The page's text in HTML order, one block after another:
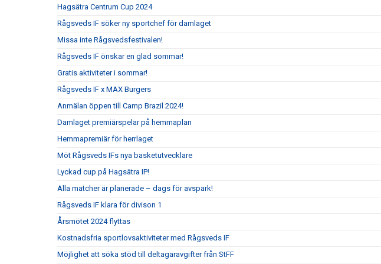
Hagsätra Centrum Cup 2024
Rågsveds IF söker ny sportchef för damlaget
Missa inte Rågsvedsfestivalen!
Rågsveds IF önskar en glad sommar!
Gratis aktiviteter i sommar!
Rågsveds IF x MAX Burgers
Anmälan öppen till Camp Brazil 2024!
Damlaget premiärspelar på hemmaplan
Hemmapremiär för herrlaget
Möt Rågsveds IFs nya basketutvecklare
Lyckad cup på Hagsätra IP!
Alla matcher är planerade – dags för avspark!
Rågsveds IF klara för divison 1
Årsmötet 2024 flyttas
Kostnadsfria sportlovsaktiviteter med Rågsveds IF
Möjlighet att söka stöd till deltagaravgifter från StFF